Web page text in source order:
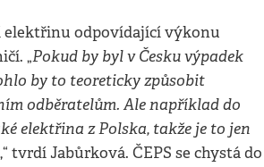
elektřinu odpovídající výkonu
„Pokud by byl v Česku výpadek
by to teoreticky způsobit
odběratelům. Ale například do
elektřina z Polska, takže je to jen
,“ tvrdí Jabůrková. ČEPS se chystá do